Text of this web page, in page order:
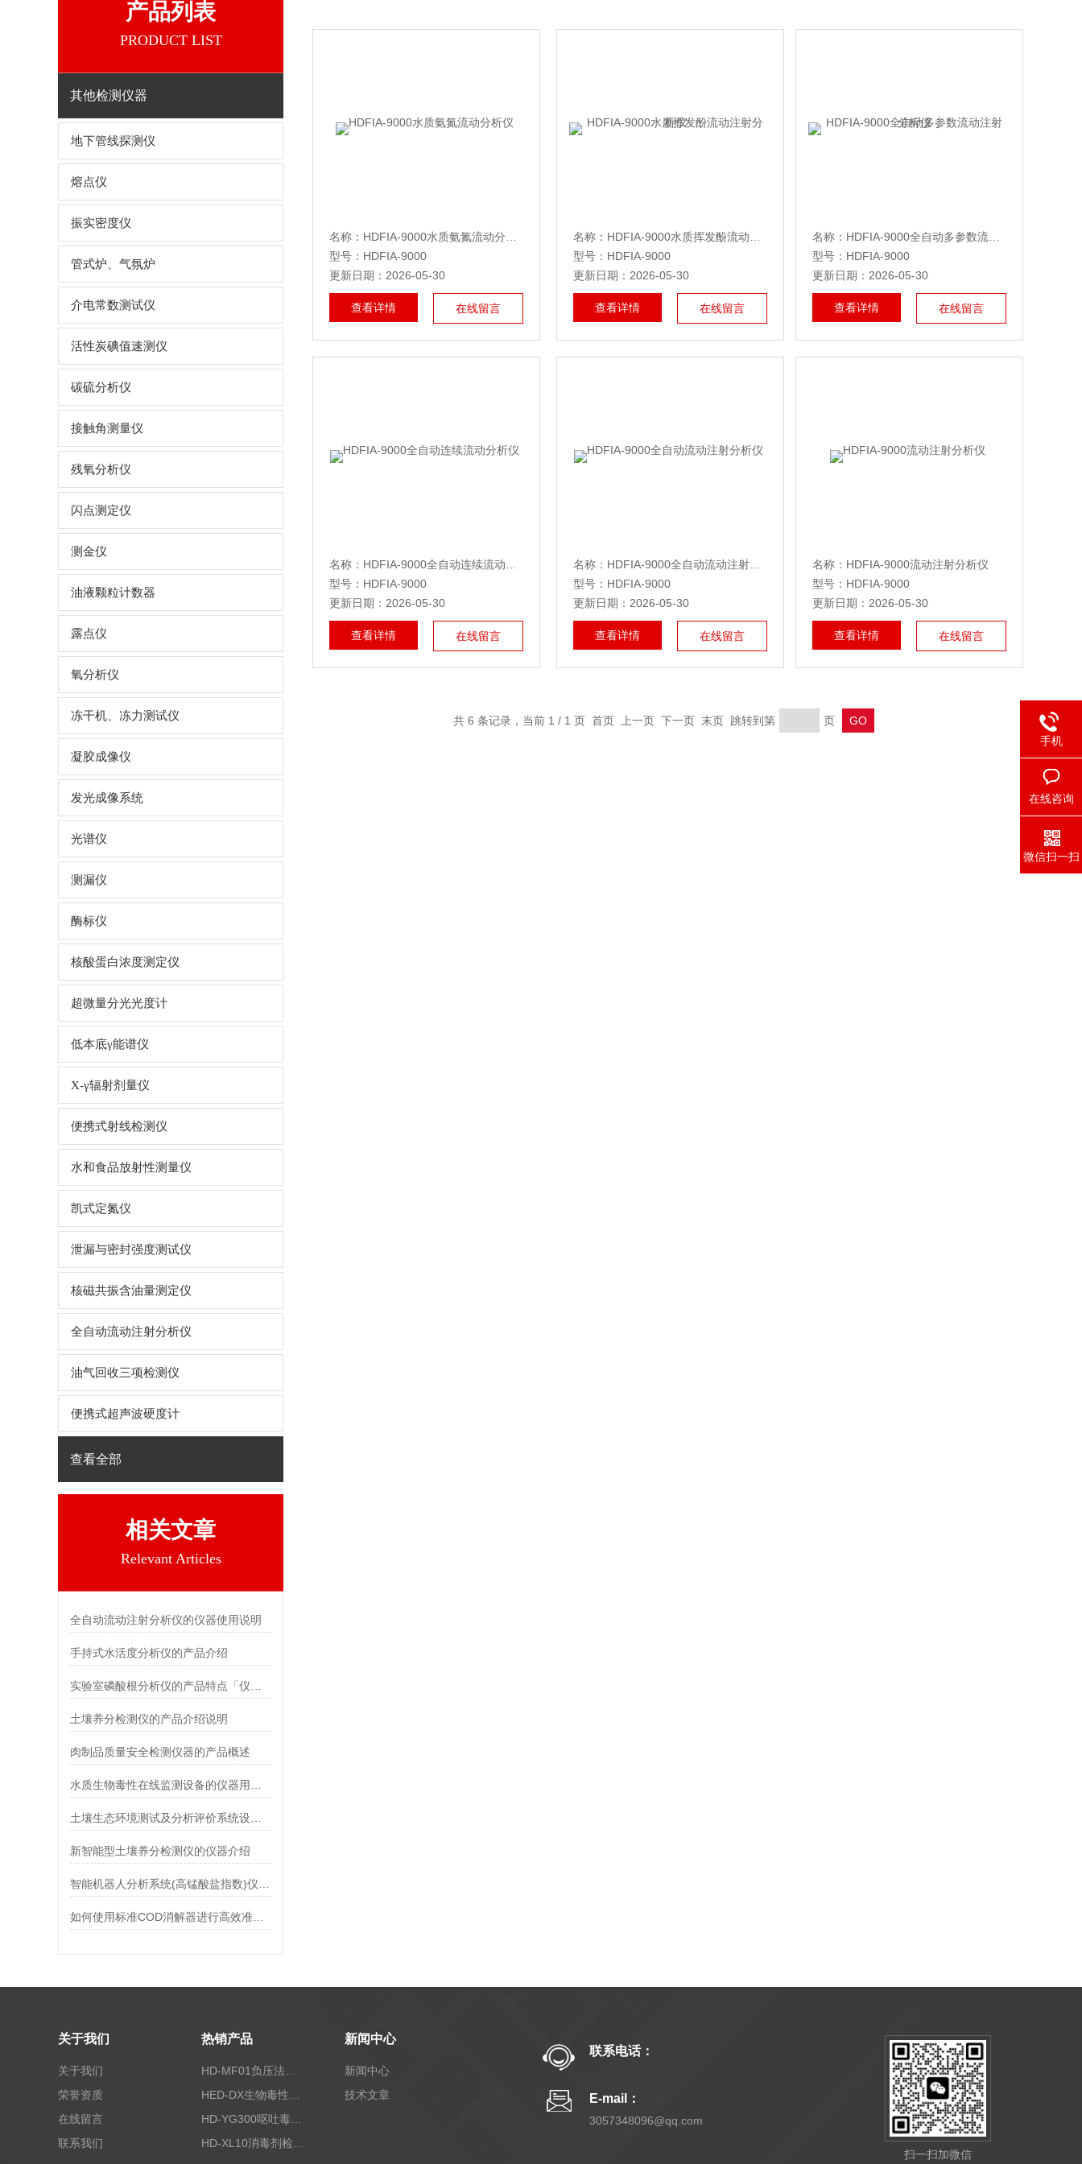
产品列表
PRODUCT LIST
其他检测仪器
地下管线探测仪
熔点仪
振实密度仪
管式炉、气氛炉
介电常数测试仪
活性炭碘值速测仪
碳硫分析仪
接触角测量仪
残氧分析仪
闪点测定仪
测金仪
油液颗粒计数器
露点仪
氧分析仪
冻干机、冻力测试仪
凝胶成像仪
发光成像系统
光谱仪
测漏仪
酶标仪
核酸蛋白浓度测定仪
超微量分光光度计
低本底γ能谱仪
X-γ辐射剂量仪
便携式射线检测仪
水和食品放射性测量仪
凯式定氮仪
泄漏与密封强度测试仪
核磁共振含油量测定仪
全自动流动注射分析仪
油气回收三项检测仪
便携式超声波硬度计
查看全部
相关文章
Relevant Articles
全自动流动注射分析仪的仪器使用说明
手持式水活度分析仪的产品介绍
土壤养分检测仪的产品介绍说明
肉制品质量安全检测仪器的产品概述
土壤生态环境测试及分析评价系统设备@霍尔德仪器推荐
新智能型土壤养分检测仪的仪器介绍
如何使用标准COD消解器进行高效准确的样品处理？霍尔德
型号：HDFIA-9000
更新日期：2026-05-30
查看详情 在线留言
型号：HDFIA-9000
更新日期：2026-05-30
查看详情 在线留言
型号：HDFIA-9000
更新日期：2026-05-30
查看详情 在线留言
型号：HDFIA-9000
更新日期：2026-05-30
查看详情 在线留言
型号：HDFIA-9000
更新日期：2026-05-30
查看详情 在线留言
名称：HDFIA-9000流动注射分析仪
型号：HDFIA-9000
更新日期：2026-05-30
查看详情 在线留言
共 6 条记录，当前 1 / 1 页 首页 上一页 下一页 末页 跳转到第 页
关于我们
关于我们
荣誉资质
在线留言
联系我们
热销产品 新闻中心
新闻中心
技术文章
联系电话：
E-mail：
3057348096@qq.com
扫一扫加微信
手机
在线咨询
微信扫一扫